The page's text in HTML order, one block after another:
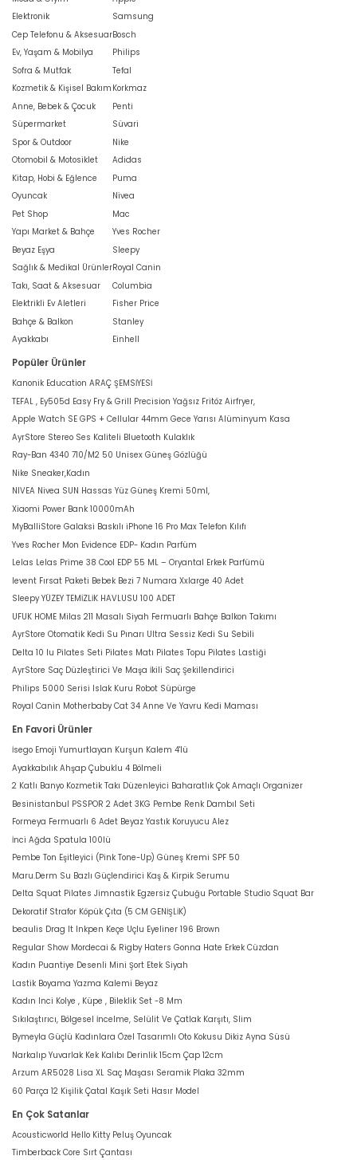
Elektronik
Cep Telefonu & Aksesuar
Ev, Yaşam & Mobilya
Sofra & Mutfak
Kozmetik & Kişisel Bakım
Anne, Bebek & Çocuk
Süpermarket
Spor & Outdoor
Otomobil & Motosiklet
Kitap, Hobi & Eğlence
Oyuncak
Pet Shop
Yapı Market & Bahçe
Beyaz Eşya
Sağlık & Medikal Ürünler
Takı, Saat & Aksesuar
Elektrikli Ev Aletleri
Bahçe & Balkon
Ayakkabı
Samsung
Bosch
Philips
Tefal
Korkmaz
Penti
Süvari
Nike
Adidas
Puma
Nivea
Mac
Yves Rocher
Sleepy
Royal Canin
Columbia
Fisher Price
Stanley
Einhell
Popüler Ürünler
Kanonik Education ARAÇ ŞEMSİYESİ
TEFAL , Ey505d Easy Fry & Grill Precision Yağsız Fritöz Airfryer,
Apple Watch SE GPS + Cellular 44mm Gece Yarısı Alüminyum Kasa
AyrStore Stereo Ses Kaliteli Bluetooth Kulaklık
Ray-Ban 4340 710/M2 50 Unisex Güneş Gözlüğü
Nike Sneaker,Kadın
NIVEA Nivea SUN Hassas Yüz Güneş Kremi 50ml,
Xiaomi Power Bank 10000mAh
MyBalliStore Galaksi Baskılı iPhone 16 Pro Max Telefon Kılıfı
Yves Rocher Mon Evidence EDP- Kadın Parfüm
Lelas Lelas Prime 38 Cool EDP 55 ML – Oryantal Erkek Parfümü
levent Fırsat Paketi Bebek Bezi 7 Numara Xxlarge 40 Adet
Sleepy YÜZEY TEMİZLİK HAVLUSU 100 ADET
UFUK HOME Milas 211 Masalı Siyah Fermuarlı Bahçe Balkon Takımı
AyrStore Otomatik Kedi Su Pınarı Ultra Sessiz Kedi Su Sebili
Delta 10 lu Pilates Seti Pilates Matı Pilates Topu Pilates Lastiği
AyrStore Saç Düzleştirici Ve Maşa İkili Saç Şekillendirici
Philips 5000 Serisi Islak Kuru Robot Süpürge
Royal Canin Motherbaby Cat 34 Anne Ve Yavru Kedi Maması
En Favori Ürünler
İsego Emoji Yumurtlayan Kurşun Kalem 4'lü
Ayakkabılık Ahşap Çubuklu 4 Bölmeli
2 Katlı Banyo Kozmetik Takı Düzenleyici Baharatlık Çok Amaçlı Organizer
Besinistanbul PSSPOR 2 Adet 3KG Pembe Renk Dambıl Seti
Formeya Fermuarlı 6 Adet Beyaz Yastık Koruyucu Alez
İnci Ağda Spatula 100lü
Pembe Ton Eşitleyici (Pink Tone-Up) Güneş Kremi SPF 50
Maru.Derm Su Bazlı Güçlendirici Kaş & Kirpik Serumu
Delta Squat Pilates Jimnastik Egzersiz Çubuğu Portable Studio Squat Bar
Dekoratif Strafor Köpük Çıta (5 CM GENİŞLİK)
beaulis Drag It Inkpen Keçe Uçlu Eyeliner 196 Brown
Regular Show Mordecai & Rigby Haters Gonna Hate Erkek Cüzdan
Kadın Puantiye Desenli Mini Şort Etek Siyah
Lastik Boyama Yazma Kalemi Beyaz
Kadın Inci Kolye , Küpe , Bileklik Set -8 Mm
Sıkılaştırıcı, Bölgesel İncelme, Selülit Ve Çatlak Karşıtı, Slim
Bymeyla Güçlü Kadınlara Özel Tasarımlı Oto Kokusu Dikiz Ayna Süsü
Narkalıp Yuvarlak Kek Kalıbı Derinlik 15cm Çap 12cm
Arzum AR5028 Lisa XL Saç Maşası Seramik Plaka 32mm
60 Parça 12 Kişilik Çatal Kaşık Seti Hasır Model
En Çok Satanlar
Acousticworld Hello Kitty Peluş Oyuncak
Timberback Core Sırt Çantası